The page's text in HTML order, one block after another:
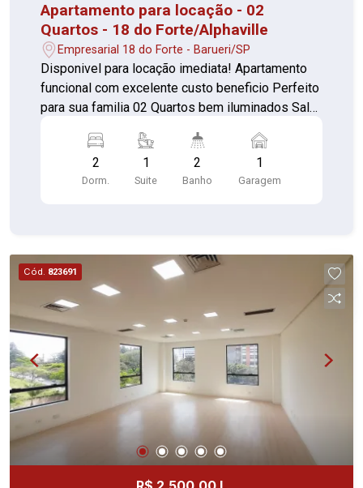
Apartamento para locação - 02
Quartos - 18 do Forte/Alphaville
Empresarial 18 do Forte - Barueri/SP
Disponivel para locação imediata! Apartamento
funcional com excelente custo beneficio Perfeito
para sua familia 02 Quartos bem iluminados Sala
Banheiros, sendo 1 da suíte com box e gabinete
Lavanderia separada 01 Vaga de garagem Com
portaria 24 horas, elevador, academia, piscina,
2
Dorm.
1
Suite
2
Banho
1
Garagem
Cód. 823691